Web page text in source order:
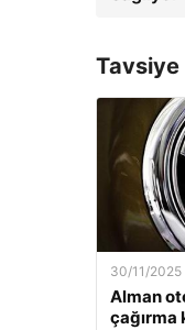
Tavsiye
30/11/2025
Alman
çağırma